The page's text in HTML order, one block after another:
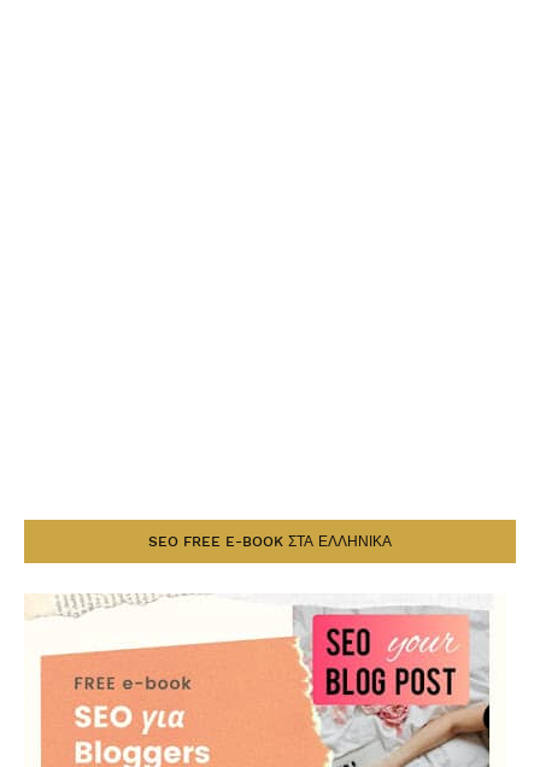
SEO FREE E-BOOK ΣΤΑ ΕΛΛΗΝΙΚΑ